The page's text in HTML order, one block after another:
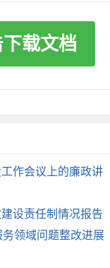
加压，制发《2024
整改清单、问责清
内的突出问题自查自
会”，把压力传递到
，全县共有*名党员
是实践用好“四种形
二种形态**人次，
载文档
作会议上的廉政讲
设责任制情况报告
领域问题整改进展